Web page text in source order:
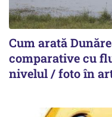
Cum arată
comparative cu
nivelul / foto în